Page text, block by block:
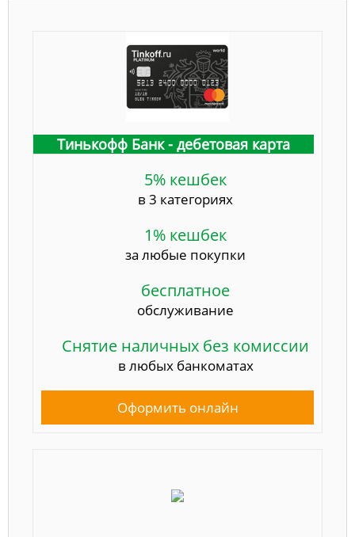
Тинькофф Банк - дебетовая карта
5% кешбек
в 3 категориях
1% кешбек
за любые покупки
бесплатное
обслуживание
Снятие наличных без комиссии
в любых банкоматах
Оформить онлайн